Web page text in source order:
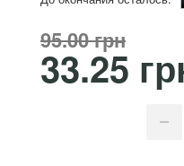
95.00 грн
33.25